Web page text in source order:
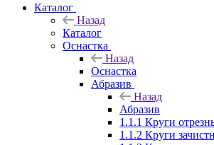
Каталог
Назад
Каталог
Оснастка
Назад
Оснастка
Абразив
Назад
Абразив
1.1.1 Круги
1.1.2 Круги